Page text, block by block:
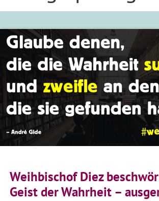
Weihbischof Diez
Geist der Wahrheit –